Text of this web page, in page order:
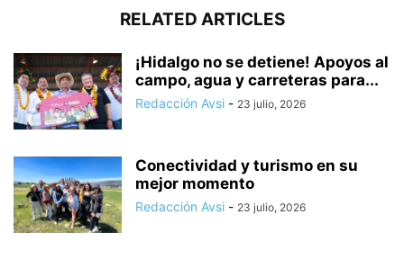
RELATED ARTICLES
¡Hidalgo no se detiene! Apoyos al
campo, agua y carreteras para...
Redacción Avsi - 23 julio, 2026
Conectividad y turismo en su
mejor momento
Redacción Avsi - 23 julio, 2026